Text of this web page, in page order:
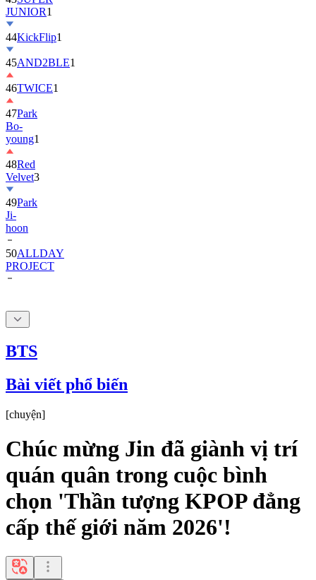
44KickFlip
45AND2BLE
46TWICE1
47Park
Bo-
young1
48Red
Velvet
49Park
Ji-
hoon
50ALLDAY
PROJECT
BTS
Bài viết phổ biến
[chuyện]
Chúc mừng Jin đã giành vị trí
quán quân trong cuộc bình
chọn 'Thần tượng KPOP đẳng
cấp thế giới năm 2026'!